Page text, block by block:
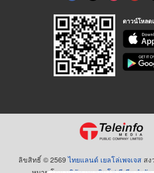
ดาวน์โหลด
ลิขสิทธิ์ © 2569ไทยแลนด์ เยลโล่เพจเจส ส